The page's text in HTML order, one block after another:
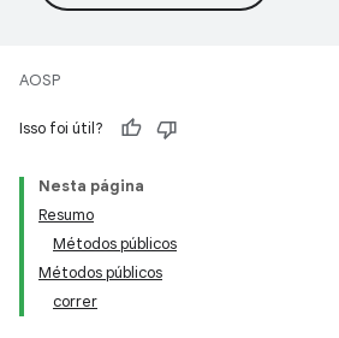
AOSP
Isso foi útil?
Nesta página
Resumo
Métodos públicos
Métodos públicos
correr